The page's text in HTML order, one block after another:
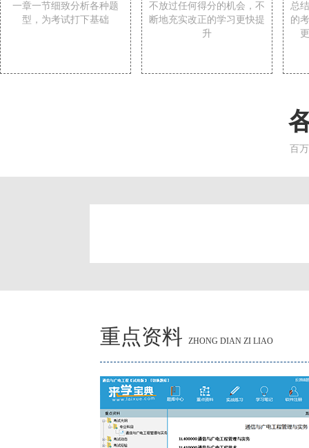
一章一节细致分析各种题
型，为考试打下基础
不放过任何得分的机会，不
断地充实改正的学习更快提
升
总
的
百
重点资料 ZHONG DIAN ZI LIAO